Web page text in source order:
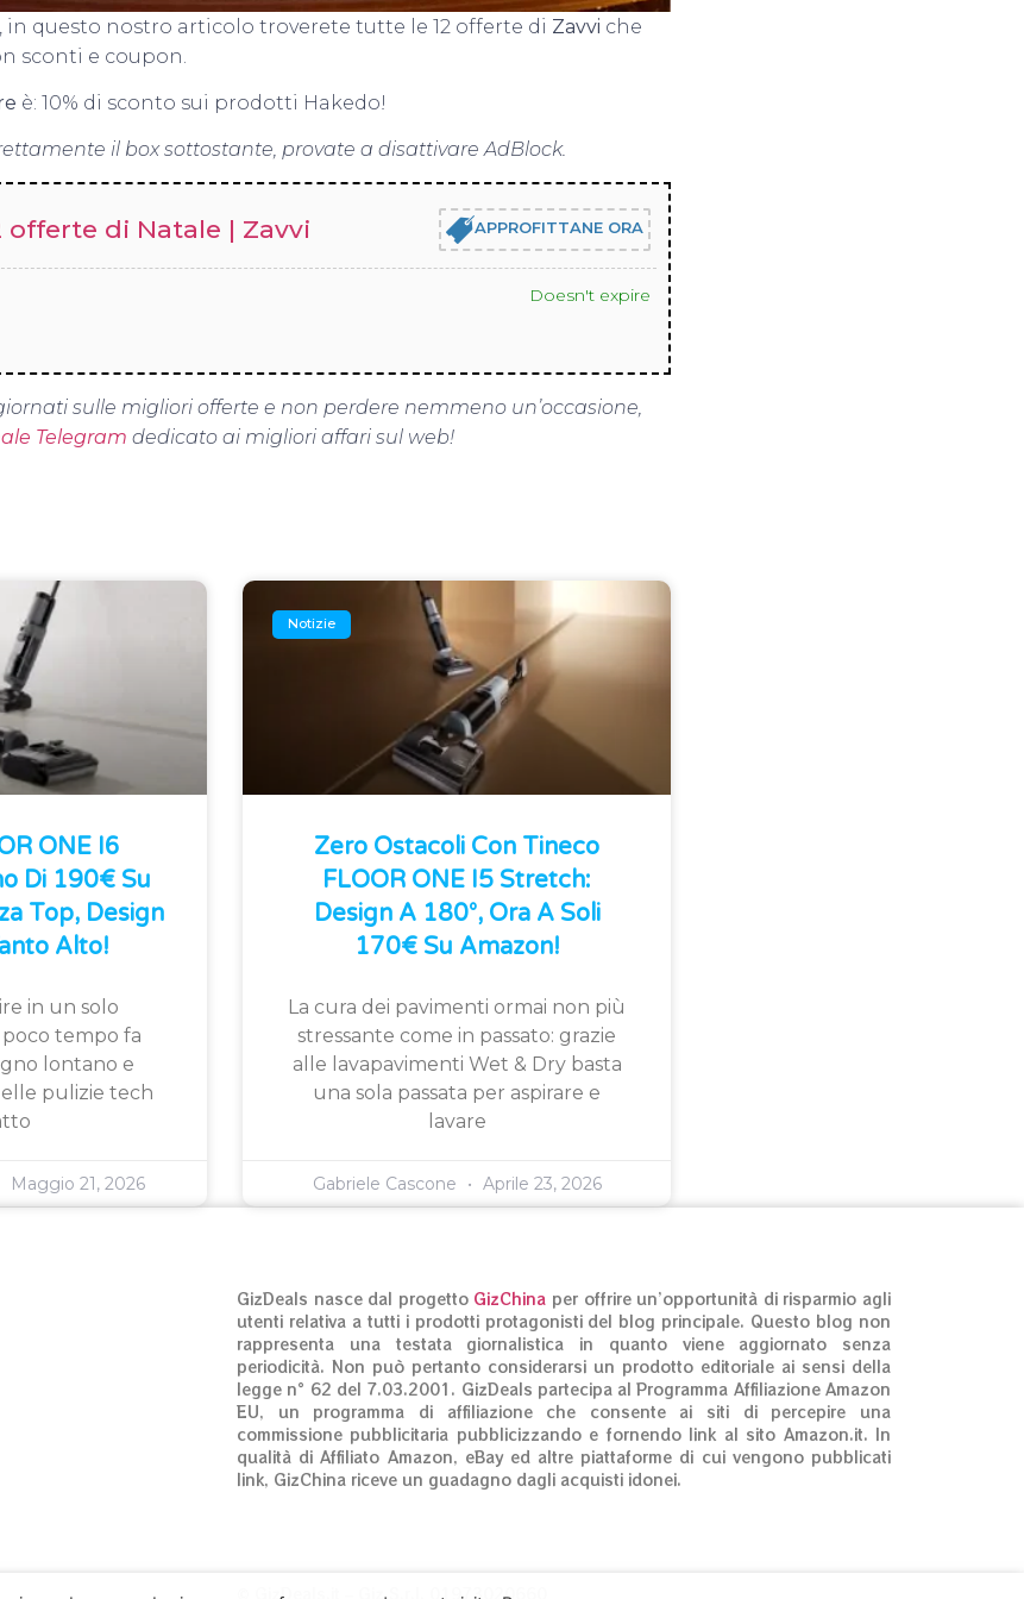
in questo nostro articolo troverete tutte le 12 offerte di Zavvi che
sconti e coupon.
è: 10% di sconto sui prodotti Hakedo!
il box sottostante, provate a disattivare AdBlock.
offerte di Natale | Zavvi APPROFITTANE ORA
Doesn't expire
sulle migliori offerte e non perdere nemmeno un’occasione,
Telegram dedicato ai migliori affari sul web!
ONE I6
Di 190€ Su
Top, Design
Alto!
in un solo
poco tempo fa
lontano e
pulizie tech
Maggio 21, 2026
Notizie
Zero Ostacoli Con Tineco
FLOOR ONE I5 Stretch:
Design A 180°, Ora A Soli
170€ Su Amazon!
La cura dei pavimenti ormai non più
stressante come in passato: grazie
alle lavapavimenti Wet & Dry basta
una sola passata per aspirare e
lavare
Gabriele Cascone Aprile 23, 2026
GizDeals nasce dal progetto GizChina per offrire un’opportunità di risparmio agli
utenti relativa a tutti i prodotti protagonisti del blog principale. Questo blog non
rappresenta una testata giornalistica in quanto viene aggiornato senza
periodicità. Non può pertanto considerarsi un prodotto editoriale ai sensi della
legge n° 62 del 7.03.2001. GizDeals partecipa al Programma Affiliazione Amazon
EU, un programma di affiliazione che consente ai siti di percepire una
commissione pubblicitaria pubblicizzando e fornendo link al sito Amazon.it. In
qualità di Affiliato Amazon, eBay ed altre piattaforme di cui vengono pubblicati
link, GizChina riceve un guadagno dagli acquisti idonei.
© GizDeals.it – Giz S.r.l. 01973020660